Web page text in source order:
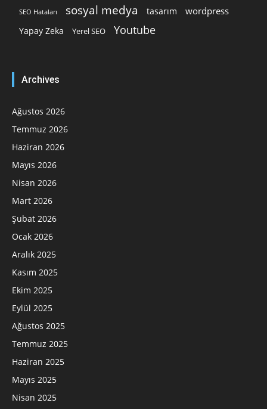
SEO Hataları sosyal medya tasarım wordpress
Yapay Zeka Yerel SEO Youtube
Archives
Ağustos 2026
Temmuz 2026
Haziran 2026
Mayıs 2026
Nisan 2026
Mart 2026
Şubat 2026
Ocak 2026
Aralık 2025
Kasım 2025
Ekim 2025
Eylül 2025
Ağustos 2025
Temmuz 2025
Haziran 2025
Mayıs 2025
Nisan 2025